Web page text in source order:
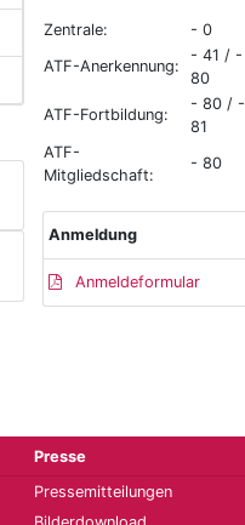
Zentrale:
- 0
ATF-Anerkennung:
- 41 / -
80
ATF-Fortbildung:
- 80 / -
81
ATF-
Mitgliedschaft:
- 80
Anmeldung
Anmeldeformular
Presse
Pressemitteilungen